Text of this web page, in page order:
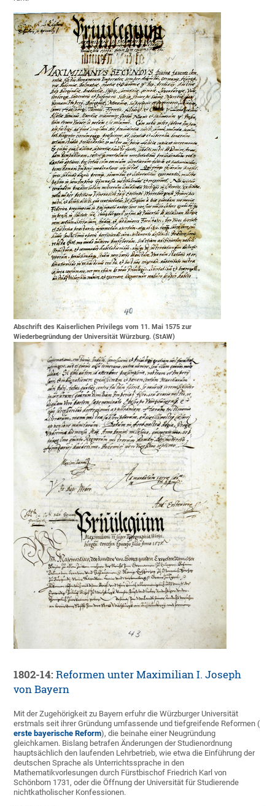
Abschrift des Kaiserlichen Privilegs vom 11. Mai 1575 zur
Wiederbegründung der Universität Würzburg. (StAW)
1802-14:Reformen unter Maximilian I. Joseph
von Bayern
Mit der Zugehörigkeit zu Bayern erfuhr die Würzburger Universität
erstmals seit ihrer Gründung umfassende und tiefgreifende Reformen (
erste bayerische Reform), die beinahe einer Neugründung
gleichkamen. Bislang betrafen Änderungen der Studienordnung
hauptsächlich den laufenden Lehrbetrieb, wie etwa die Einführung der
deutschen Sprache als Unterrichtssprache in den
Mathematikvorlesungen durch Fürstbischof Friedrich Karl von
Schönborn 1731, oder die Öffnung der Universität für Studierende
nichtkatholischer Konfessionen.